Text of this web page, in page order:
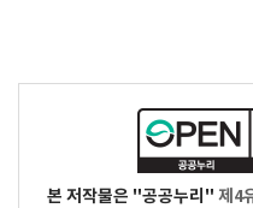
본 저작물은 "공공누리" 제4